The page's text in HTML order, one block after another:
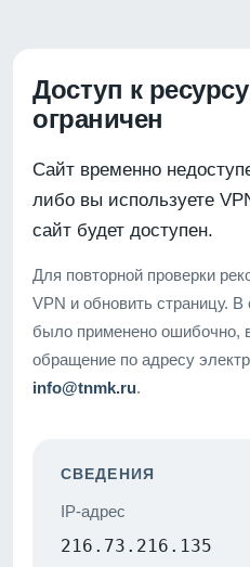
Доступ к
ограничен
Сайт временно
либо вы используете
сайт будет доступен.
Для повторной проверки
VPN и обновить страницу. В
было применено ошибочно,
обращение по адресу
info@tnmk.ru.
СВЕДЕНИЯ
IP-адрес
216.73.216.135